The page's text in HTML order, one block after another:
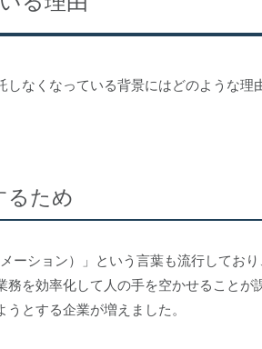
なくなっている背景にはどのような理
るため
ーション）」という言葉も流行してお
務を効率化して人の手を空かせること
とする企業が増えました。